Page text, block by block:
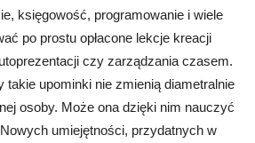
księgowość, programowanie i wiele
po prostu opłacone lekcje kreacji
czy zarządzania czasem.
takie upominki nie zmienią diametralnie
osoby. Może ona dzięki nim nauczyć
umiejętności, przydatnych w